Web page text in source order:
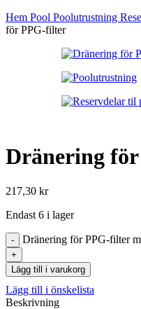
Hem Pool Poolutrustning
för PPG-filter
Dränering
217,30 kr
Endast 6 i lager
Dränering för PPG-filter
Lägg till i varukorg
Lägg till i önskelista
Beskrivning